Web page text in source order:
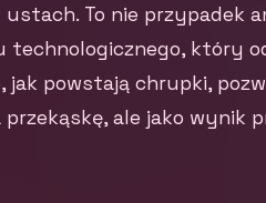
To nie przypadek
który
jak powstają chrupki,
ale jako wynik